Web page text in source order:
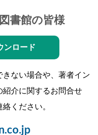
書館の皆様
ンロード
ない場合や、著者イン
紹介に関するお問合せ
ください。